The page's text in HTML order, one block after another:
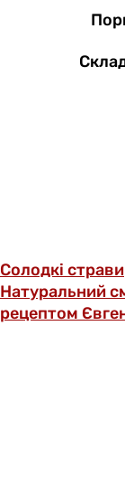
Солодкі страви
Натуральний
рецептом